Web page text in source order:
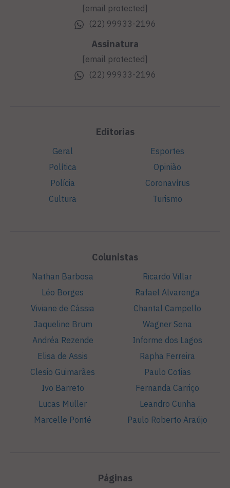
[email protected]
(22) 99933-2196
Assinatura
[email protected]
(22) 99933-2196
Editorias
Geral
Política
Polícia
Cultura
Esportes
Opinião
Coronavírus
Turismo
Colunistas
Nathan Barbosa
Léo Borges
Viviane de Cássia
Jaqueline Brum
Andréa Rezende
Elisa de Assis
Clesio Guimarães
Ivo Barreto
Lucas Müller
Marcelle Ponté
Ricardo Villar
Rafael Alvarenga
Chantal Campello
Wagner Sena
Informe dos Lagos
Rapha Ferreira
Paulo Cotias
Fernanda Carriço
Leandro Cunha
Paulo Roberto Araújo
Páginas